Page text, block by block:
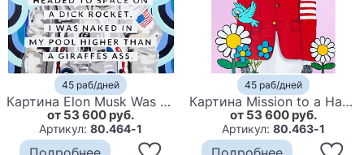
45 раб/дней
Картина Elon Musk Was Headed to Space on a Dick Rocket. I Was Naked in My Pool Higher than a Giraffe’s Ass.
от 53 600 руб.
Артикул:80.464-1
45 раб/дней
Картина Mission to a Happy World
от 53 600 руб.
Артикул: 80.463-1